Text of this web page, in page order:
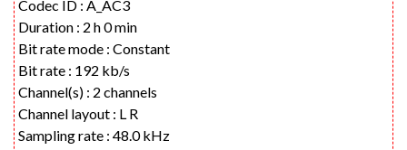
Codec ID : A_AC3
Duration : 2 h 0 min
Bit rate mode : Constant
Bit rate : 192 kb/s
Channel(s) : 2 channels
Channel layout : L R
Sampling rate : 48.0 kHz